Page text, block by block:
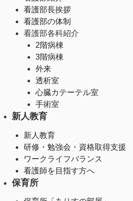
看護部長挨拶
看護部の体制
看護部各科紹介
2階病棟
3階病棟
外来
透析室
心臓カテーテル室
手術室
新人教育
新人教育
研修・勉強会・資格取得支援
ワークライフバランス
看護師を目指す方へ
保育所